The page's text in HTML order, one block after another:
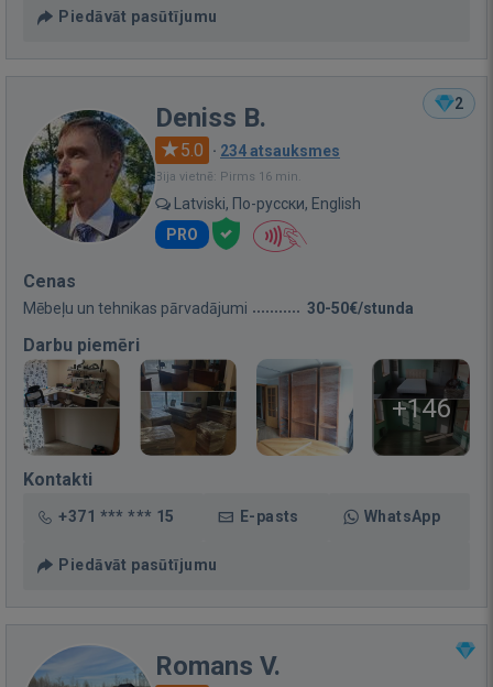
Piedāvāt pasūtījumu
2
Deniss B.
5.0 · 234 atsauksmes
Bija vietnē: Pirms 16 min.
Latviski, По-русски, English
PRO
Cenas
Mēbeļu un tehnikas pārvadājumi 30-50€/stunda
Darbu piemēri
+146
Kontakti
+371 *** *** 15 E-pasts WhatsApp
Piedāvāt pasūtījumu
Romans V.